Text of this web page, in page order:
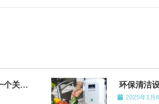
个关键
环保清洁
2025年1月